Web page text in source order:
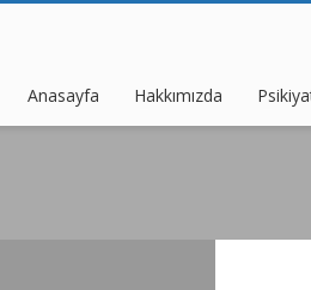
Anasayfa Hakkımızda